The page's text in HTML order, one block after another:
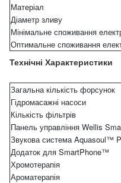
Технічні Характеристики
Матеріал
Діаметр зливу
Мінімальне споживання
Оптимальне споживання
Загальна кількість форсунок
Гідромасажні насоси
Кількість фільтрів
Панель управління Wellis
Звукова система Aquasoul™
Додаток для SmartPhone™
Хромотерапія
Ароматерапія